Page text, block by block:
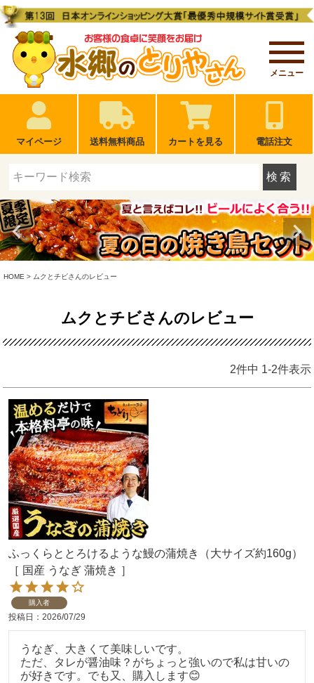
メニュー
マイページ 送料無料商品 カートを見る 電話注文
検索
HOME ムクとチビさんのレビュー
ムクとチビさんのレビュー
2件中 1-2件表示
ふっくらととろけるような鰻の蒲焼き（大サイズ約160g）
［ 国産 うなぎ 蒲焼き ］
購入者
投稿日 2026/07/29
うなぎ、大きくて美味しいです。
ただ、タレが醤油味？がちょっと強いので私は甘いの
が好きです。でも又、購入します😊